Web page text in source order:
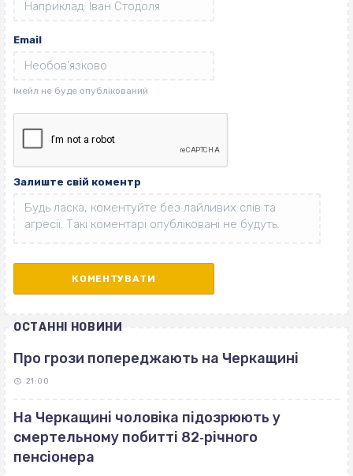
Email
Залиште свій коментр
ОСТАННІ НОВИНИ
Про грози попереджають на Черкащині
21:00
На Черкащині чоловіка підозрюють у
смертельному побитті 82‐річного
пенсіонера